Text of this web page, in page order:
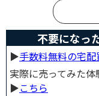
不要になっ
▶︎手数料無料の宅配
実際に売ってみた体
▶︎こちら